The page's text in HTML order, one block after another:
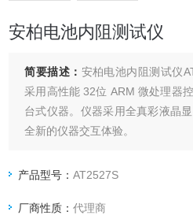
安柏电池内阻测试仪
简要描述： 安柏电池内阻测试仪
采用高性能 32位 ARM 微处理器
台式仪器。仪器采用全真彩液晶
全新的仪器交互体验。
产品型号：AT2527S
厂商性质：代理商